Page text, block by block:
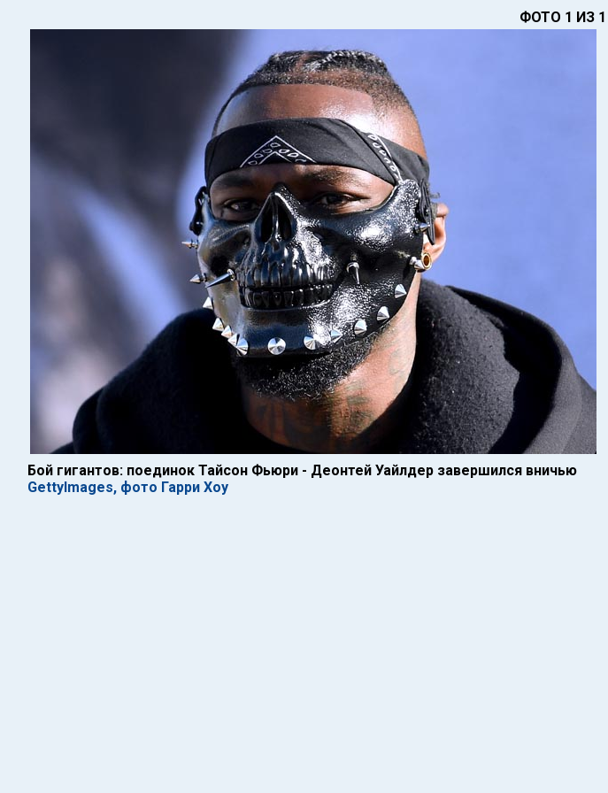
ФОТО 1 ИЗ 1
Бой гигантов: поединок Тайсон Фьюри - Деонтей Уайлдер завершился вничью
GettyImages, фото Гарри Хоу